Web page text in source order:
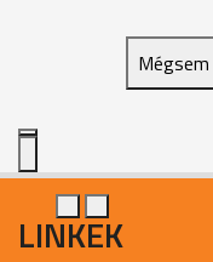
Mégsem
LINKEK